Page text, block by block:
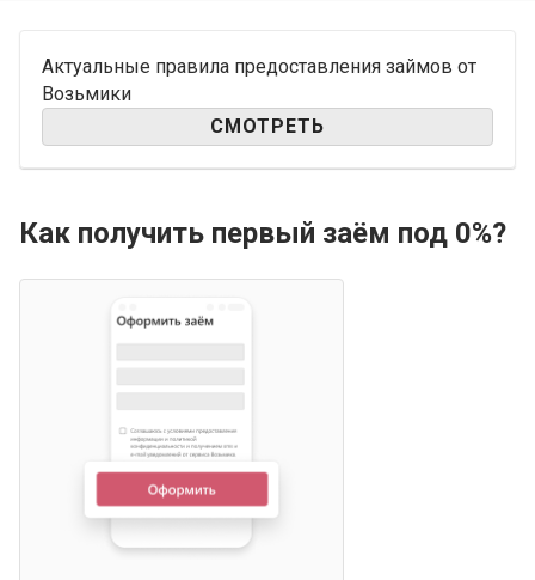
Актуальные правила предоставления займов от
Возьмики
СМОТРЕТЬ
Как получить первый заём под 0%?